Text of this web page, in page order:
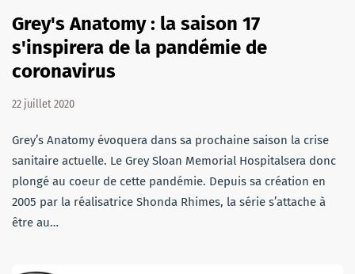
Grey's Anatomy : la saison 17
s'inspirera de la pandémie de
coronavirus
22 juillet 2020
Grey’s Anatomy évoquera dans sa prochaine saison la crise
sanitaire actuelle. Le Grey Sloan Memorial Hospitalsera donc
plongé au coeur de cette pandémie. Depuis sa création en
2005 par la réalisatrice Shonda Rhimes, la série s’attache à
être au…